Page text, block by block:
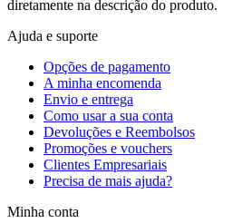
diretamente na descrição do produto.
Ajuda e suporte
Opções de pagamento
A minha encomenda
Envio e entrega
Como usar a sua conta
Devoluções e Reembolsos
Promoções e vouchers
Clientes Empresariais
Precisa de mais ajuda?
Minha conta